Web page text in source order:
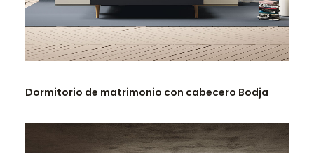
Dormitorio de matrimonio con cabecero Bodja